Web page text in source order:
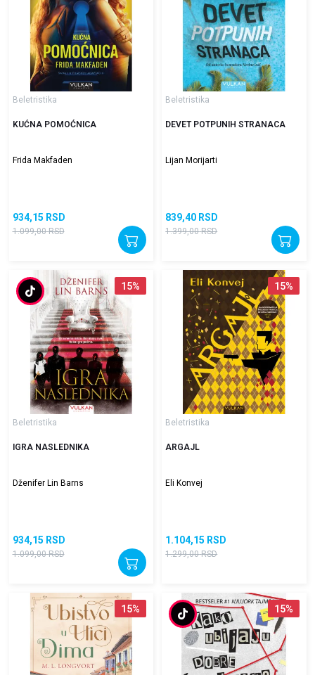
Beletristika
KUĆNA POMOĆNICA
Frida Makfaden
934,15 RSD
1.099,00 RSD
Beletristika
DEVET POTPUNIH STRANACA
Lijan Morijarti
839,40 RSD
1.399,00 RSD
15%
Beletristika
IGRA NASLEDNIKA
Dženifer Lin Barns
934,15 RSD
1.099,00 RSD
15%
Beletristika
ARGAJL
Eli Konvej
1.104,15 RSD
1.299,00 RSD
15% 15%